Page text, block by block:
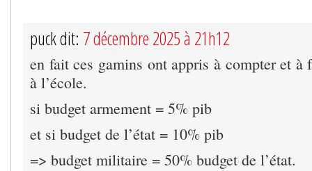
puck dit: 7 décembre 2025 à 21h12
en fait ces gamins ont appris à compter et à
à l’école.
si budget armement = 5% pib
et si budget de l’état = 10% pib
=> budget militaire = 50% budget de l’état.